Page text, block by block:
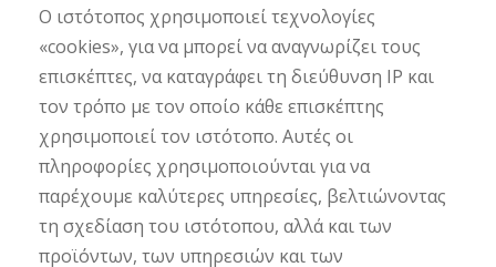
Ο ιστότοπος χρησιμοποιεί τεχνολογίες
«cookies», για να μπορεί να αναγνωρίζει τους
επισκέπτες, να καταγράφει τη διεύθυνση IP και
τον τρόπο με τον οποίο κάθε επισκέπτης
χρησιμοποιεί τον ιστότοπο. Αυτές οι
πληροφορίες χρησιμοποιούνται για να
παρέχουμε καλύτερες υπηρεσίες, βελτιώνοντας
τη σχεδίαση του ιστότοπου, αλλά και των
προϊόντων, των υπηρεσιών και των